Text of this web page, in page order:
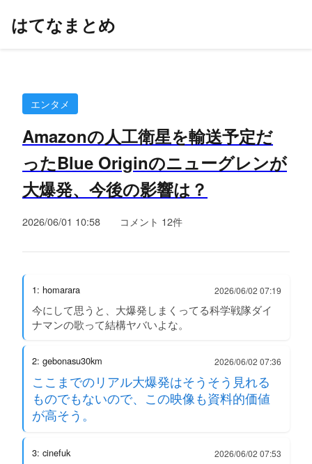
はてなまとめ
エンタメ
Amazonの人工衛星を輸送予定だ
ったBlue Originのニューグレンが
大爆発、今後の影響は？
2026/06/01 10:58 コメント 12件
1: homarara 2026/06/02 07:19
今にして思うと、大爆発しまくってる科学戦隊ダイ
ナマンの歌って結構ヤバいよな。
2: gebonasu30km 2026/06/02 07:36
ここまでのリアル大爆発はそうそう見れる
ものでもないので、この映像も資料的価値
が高そう。
3: cinefuk 2026/06/02 07:53